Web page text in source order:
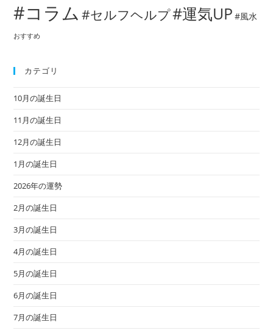
#コラム #セルフヘルプ#運気UP #風水
おすすめ
カテゴリ
10月の誕生日
11月の誕生日
12月の誕生日
1月の誕生日
2026年の運勢
2月の誕生日
3月の誕生日
4月の誕生日
5月の誕生日
6月の誕生日
7月の誕生日